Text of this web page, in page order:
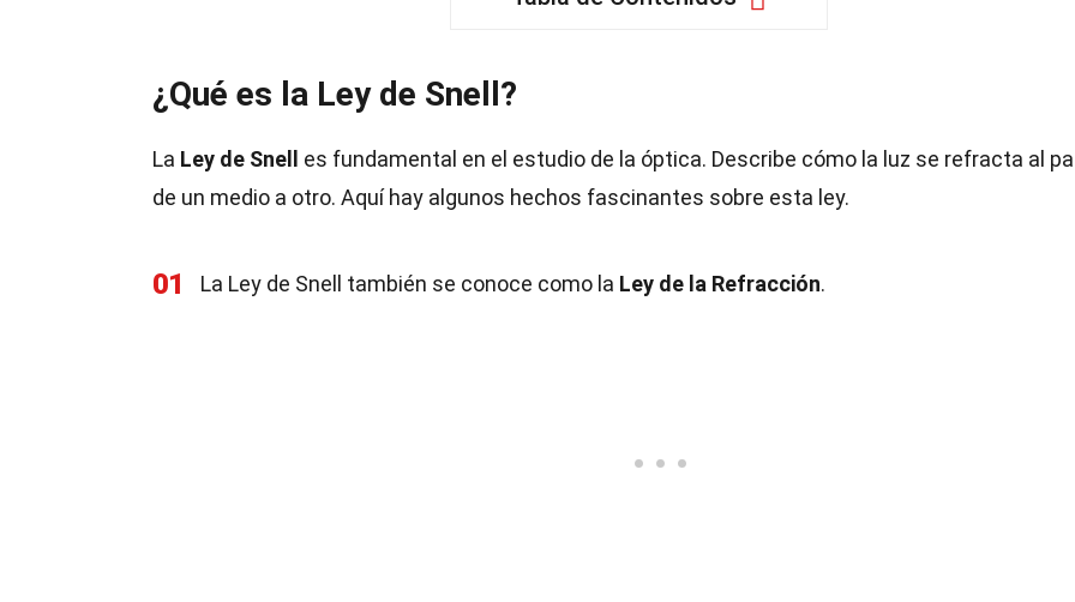
¿Qué es la Ley de Snell?
La Ley de Snell
es fundamental en el estudio de la óptica. Describe cómo la luz se refracta al
de un medio a otro. Aquí hay algunos hechos fascinantes sobre esta ley.
01 La Ley de Snell también se conoce como la Ley de la Refracción.